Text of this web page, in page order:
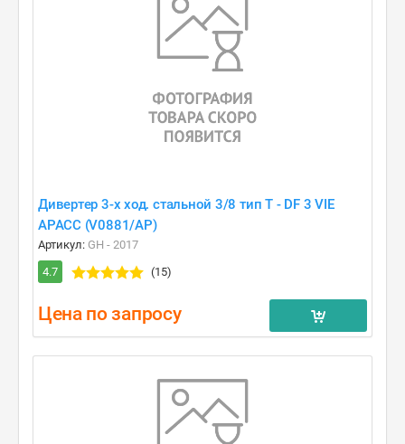
Дивертер 3-х ход. стальной 3/8 тип T - DF 3 VIE
APACC (V0881/AP)
Артикул: GH - 2017
4.7
(15)
Цена по запросу